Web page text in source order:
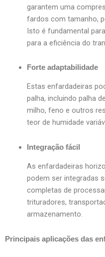
garantem uma
fardos com tamanho,
Isto é fundamental
para a eficiência do
Forte adaptabilidade
Estas enfardadeiras
palha, incluindo palha
milho, feno e outros
teor de humidade
Integração fácil
As enfardadeiras
podem ser integradas
completas de
trituradores,
armazenamento.
Principais aplicações das